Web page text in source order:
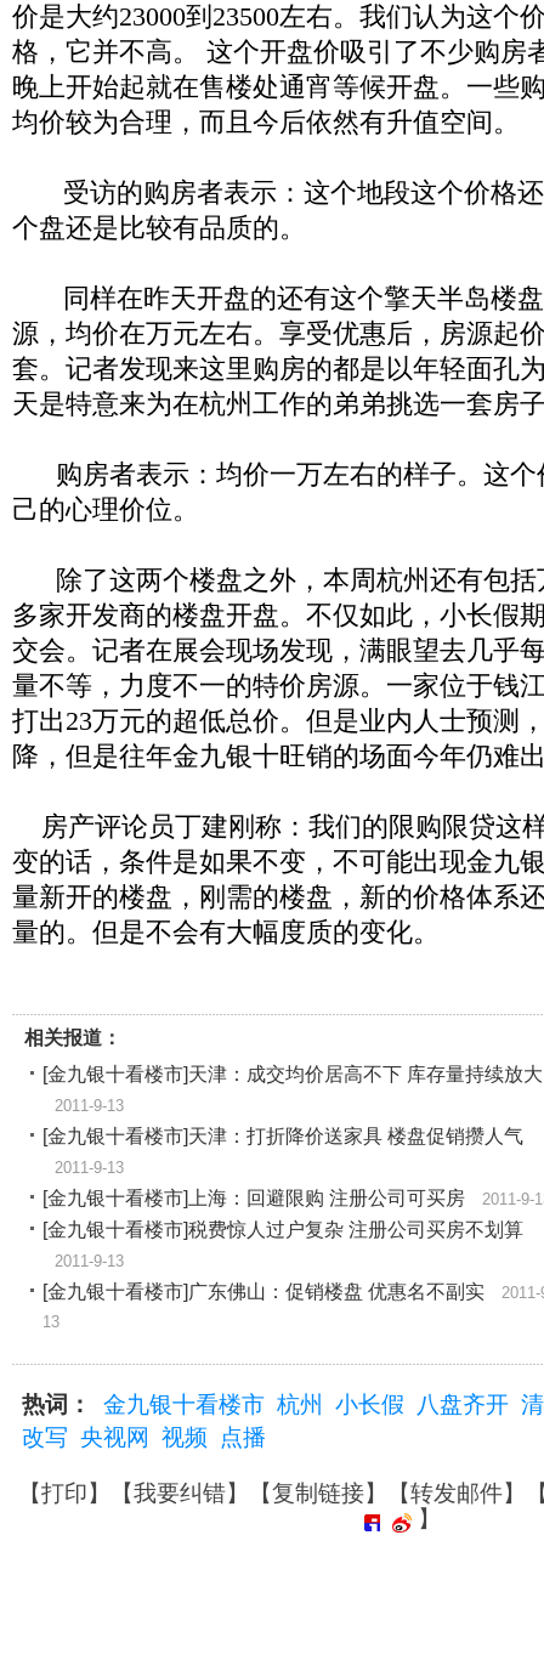
价是大约23000到 23500左右。我们认为这个
格，它并不高。
这个开盘价吸引了不少购房
晚上开始起就在售楼处通宵等候开盘。一些
均价较为合理，而且今后依然有升值空间。
受访的购房者表示： 这个地段这个价格
个盘还是比较有品质的。
同样在昨天开盘的还有这个擎天半岛楼
源，均价在万元左右。享受优惠后，房源起
套。记者发现来这里购房的都是以年轻面孔
天是特意来为在杭州工作的弟弟挑选一套房
购房者表示： 均价一万左右的样子。 这个
己的心理价位。
除了这两个楼盘之外，本周杭州还有包
多家开发商的楼盘开盘。不仅如此，小长假
交会。记者在展会现场发现，满眼望去几乎
量不等，力度不一的特价房源。一家位于钱
打出23万元的超低总价。但是业内人士预测
降，但是往年金九银十旺销的场面今年仍难
房产评论员丁建刚称： 我们的限购限贷这
变的话，条件是如果不变，不可能出现金九
量新开的楼盘，刚需的楼盘，新的价格体系
量的。但是不会有大幅度质的变化。
相关报道：
[金九银十看楼市]天津：成交均价居高不下 库存量持续放大
2011-9-13
[金九银十看楼市]天津：打折降价送家具 楼盘促销攒人气
2011-9-13
[金九银十看楼市]上海：回避限购 注册公司可买房 2011-9-
[金九银十看楼市]税费惊人过户复杂 注册公司买房不划算
2011-9-13
[金九银十看楼市]广东佛山：促销楼盘 优惠名不副实 2011-
13
热词： 金九银十看楼市 杭州 小长假 八盘齐开
改写 央视网 视频 点播
【打印】【我要纠错】【复制链接】【转发邮件】
】